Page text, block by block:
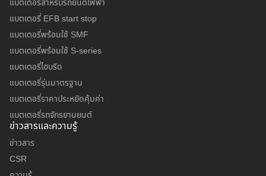
แบตเตอรี่สำหรับรถยนต์ไฟฟ้า
แบตเตอรี่ EFB start stop
แบตเตอรี่พร้อมใช้ SMF
แบตเตอรี่พร้อมใช้ S-series
แบตเตอรี่ไฮบริด
แบตเตอรี่รุ่นมาตรฐาน
แบตเตอรี่ราคาประหยัดคุ้มค่า
แบตเตอรี่รถจักรยานยนต์
ข่าวสารและความรู้
ข่าวสาร
CSR